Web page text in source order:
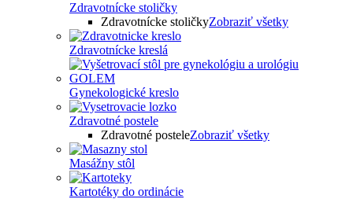
Zdravotnícke stoličky
Zdravotnícke stoličkyZobraziť všetky
Zdravotnícke kreslá
Gynekologické kreslo
Zdravotné postele
Zdravotné posteleZobraziť všetky
Masážny stôl
Kartotéky do ordinácie